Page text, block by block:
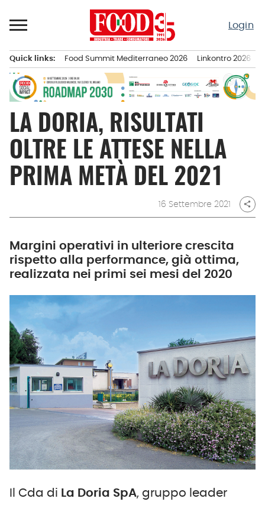
al
Login
principale
Quick links: Food Summit Mediterraneo 2026 Linkontro 2026
LA DORIA, RISULTATI
OLTRE LE ATTESE NELLA
PRIMA METÀ DEL 2021
16 Settembre 2021 share
Margini operativi in ulteriore crescita
rispetto alla performance, già ottima,
realizzata nei primi sei mesi del 2020
Il Cda di La Doria SpA, gruppo leader